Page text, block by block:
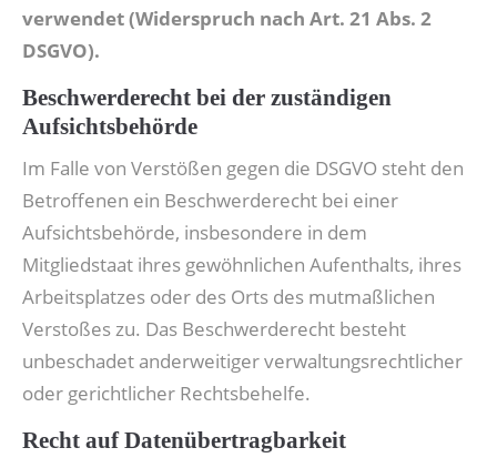
verwendet (Widerspruch nach Art. 21 Abs. 2
DSGVO).
Beschwerderecht bei der zuständigen
Aufsichtsbehörde
Im Falle von Verstößen gegen die DSGVO steht den
Betroffenen ein Beschwerderecht bei einer
Aufsichtsbehörde, insbesondere in dem
Mitgliedstaat ihres gewöhnlichen Aufenthalts, ihres
Arbeitsplatzes oder des Orts des mutmaßlichen
Verstoßes zu. Das Beschwerderecht besteht
unbeschadet anderweitiger verwaltungsrechtlicher
oder gerichtlicher Rechtsbehelfe.
Recht auf Datenübertragbarkeit